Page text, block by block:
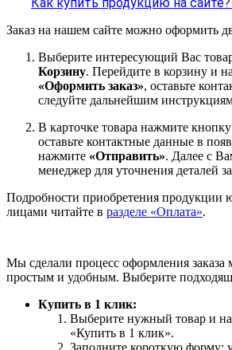
Заказ на нашем сайте можно оформить
Выберите интересующий Вас
Корзину. Перейдите в корзину и
«Оформить заказ», оставьте
следуйте дальнейшим
В карточке товара нажмите кнопку
оставьте контактные данные в
нажмите «Отправить». Далее с
менеджер для уточнения деталей
Подробности приобретения продукции
лицами читайте в разделе «Оплата».
Мы сделали процесс оформления заказа
простым и удобным. Выберите
Купить в 1 клик:
Выберите нужный товар и
«Купить в 1 клик».
Заполните короткую форму: